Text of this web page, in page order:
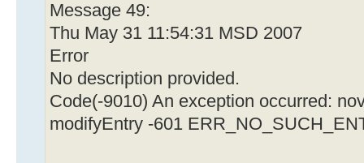
Message 49:
Thu May 31 11:54:31 MSD 2007
Error
No description provided.
Code(-9010) An exception occurred:
modifyEntry -601